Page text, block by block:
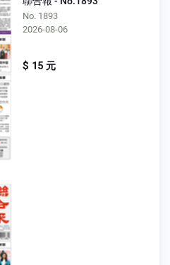
No. 1893
2026-08-06
$ 15 元